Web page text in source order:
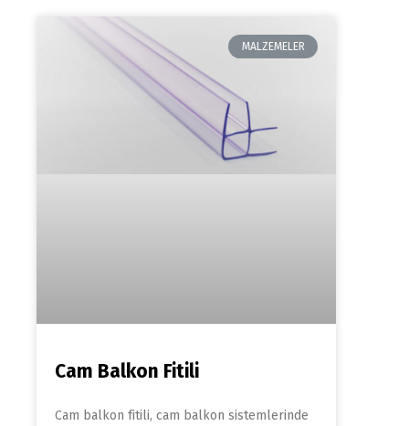
MALZEMELER
Cam Balkon Fitili
Cam balkon fitili, cam balkon sistemlerinde